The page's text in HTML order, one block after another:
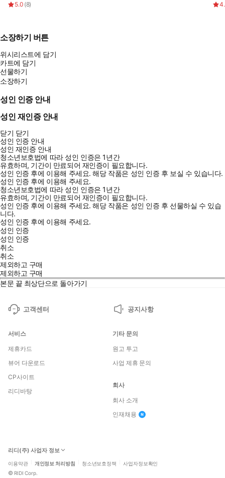
5.0 (8)
소장하기 버튼
위시리스트에 담기
카트에 담기
선물하기
소장하기
성인 인증 안내
성인 재인증 안내
닫기 닫기
성인 인증 안내
성인 재인증 안내
청소년보호법에 따라 성인 인증은 1년간
유효하며, 기간이 만료되어 재인증이 필요합니다.
성인 인증 후에 이용해 주세요.해당 작품은 성인 인증 후 보실 수 있습니다.
성인 인증 후에 이용해 주세요.
청소년보호법에 따라 성인 인증은 1년간
유효하며, 기간이 만료되어 재인증이 필요합니다.
성인 인증 후에 이용해 주세요.해당 작품은 성인 인증 후 선물하실 수 있습
니다.
성인 인증 후에 이용해 주세요.
성인 인증
성인 인증
취소
취소
제외하고 구매
제외하고 구매
본문 끝 최상단으로 돌아가기
고객센터 공지사항
서비스
제휴카드
뷰어 다운로드
CP사이트
리디바탕
기타 문의
원고 투고
사업 제휴 문의
회사
회사 소개
인재채용
리디(주) 사업자 정보
이용약관 개인정보 처리방침 청소년보호정책 사업자정보확인
© RIDI Corp.